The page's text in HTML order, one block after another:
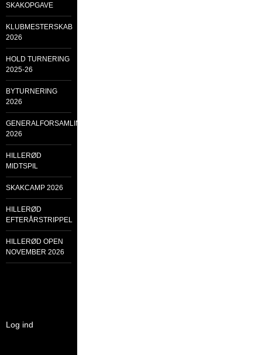
SKAKOPGAVE
KLUBMESTERSKAB
2026
HOLD TURNERING
2025-26
BYTURNERING
2026
GENERALFORSAMLING
2026
HILLERØD
MIDTSPIL
SKAKCAMP 2026
HILLERØD
EFTERÅRSTRIPPEL
HILLERØD OPEN
NOVEMBER 2026
Log ind